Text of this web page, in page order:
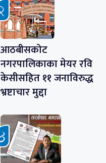
आठबीसकोट
नगरपालिकाका मेयर रवि
केसीसहित ११ जनाविरुद्ध
भ्रष्टाचार मुद्दा